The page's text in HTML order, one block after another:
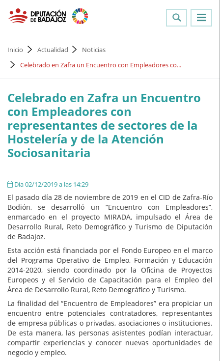
Inicio Actualidad
Noticias
Celebrado en Zafra un Encuentro con Empleadores co...
Celebrado en Zafra un Encuentro
con Empleadores con
representantes de sectores de la
Hostelería y de la Atención
Sociosanitaria
Día 02/12/2019 a las 14:29
El pasado día 28 de noviembre de 2019 en el CID de Zafra-Río
Bodión, se desarrolló un “Encuentro con Empleadores”,
enmarcado en el proyecto MIRADA, impulsado el Área de
Desarrollo Rural, Reto Demográfico y Turismo de Diputación
de Badajoz.
Esta acción está financiada por el Fondo Europeo en el marco
del Programa Operativo de Empleo, Formación y Educación
2014-2020, siendo coordinado por la Oficina de Proyectos
Europeos y el Servicio de Capacitación para el Empleo del
Área de Desarrollo Rural, Reto Demográfico y Turismo.
La finalidad del “Encuentro de Empleadores” era propiciar un
encuentro entre potenciales contratadores, representantes
de empresa públicas o privadas, asociaciones o instituciones.
De esta manera, las personas asistentes podían interactuar,
compartir experiencias y conocer nuevas oportunidades de
negocio y empleo.